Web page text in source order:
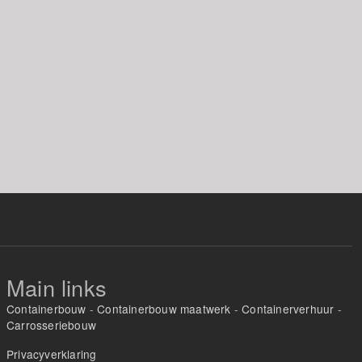
Main links
Containerbouw -Containerbouw maatwerk -Containerverhuur -
Carrosseriebouw
Privacyverklaring